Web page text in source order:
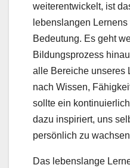
weiterentwickelt, ist
lebenslangen
Bedeutung. Es geht
Bildungsprozess
alle Bereiche unseres
nach Wissen,
sollte ein
dazu inspiriert, uns
persönlich zu
Das lebenslange